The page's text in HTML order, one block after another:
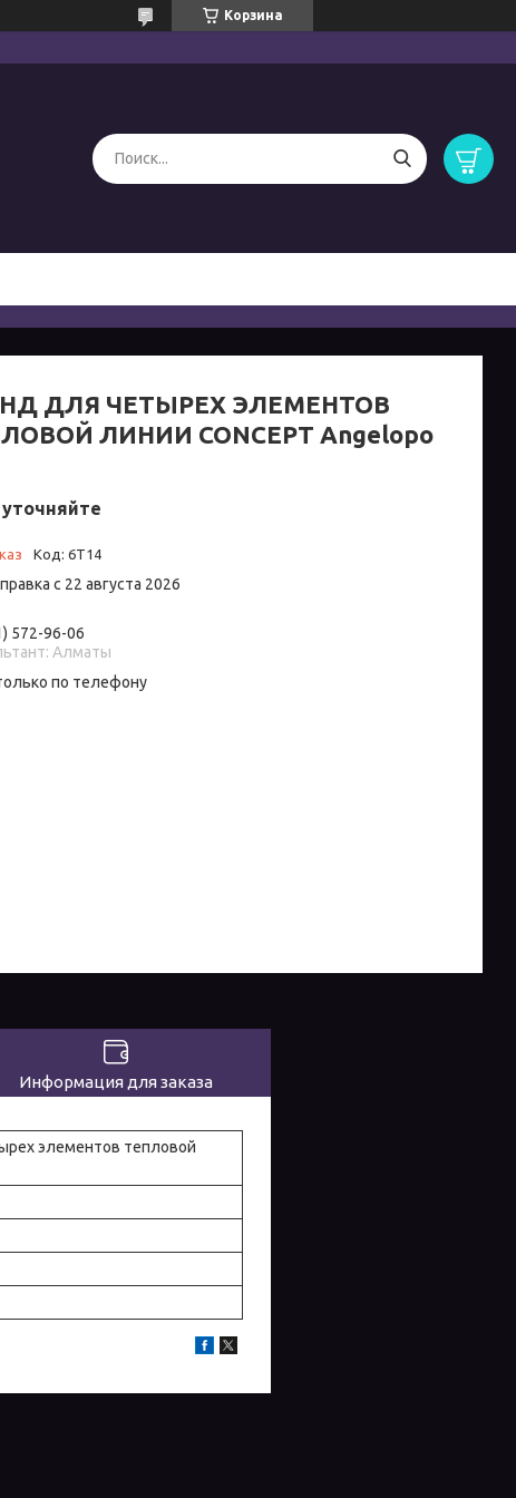
Корзина
ДЛЯ ЧЕТЫРЕХ ЭЛЕМЕНТОВ
ЛИНИИ CONCEPT Angelopo
Код: 6T14
с 22 августа 2026
572-96-06
Алматы
по телефону
Информация для заказа
элементов тепловой